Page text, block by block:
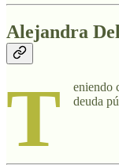
Alejandra
T
eniendo
deuda